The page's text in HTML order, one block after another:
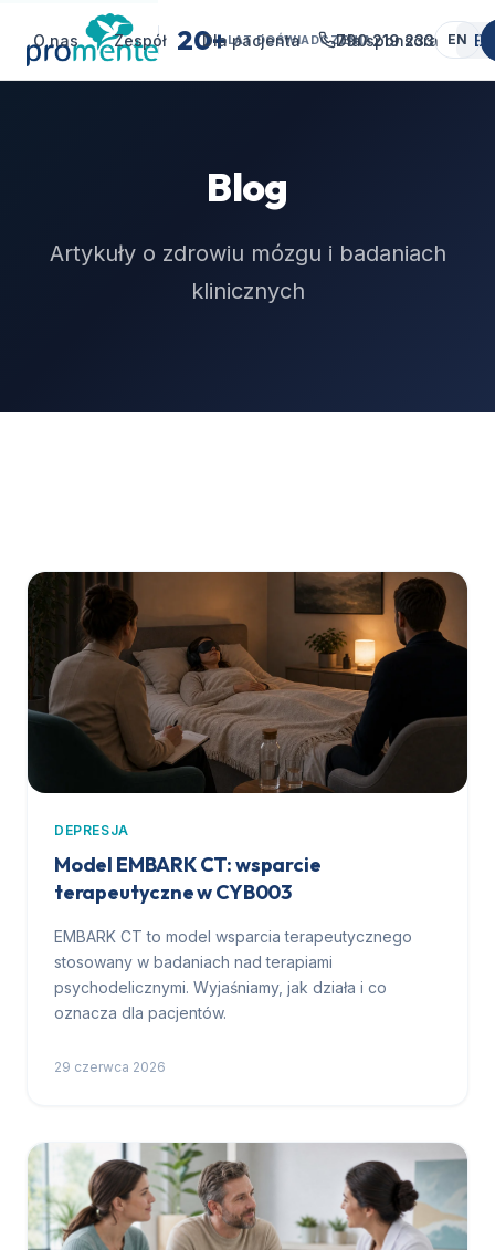
20+LAT DOŚWIADCZENIA
O nas Zespół Dla pacjenta Dla sponsora
790 219 233 EN
Blog
Artykuły o zdrowiu mózgu i badaniach
klinicznych
DEPRESJA
Model EMBARK CT: wsparcie
terapeutyczne w CYB003
EMBARK CT to model wsparcia terapeutycznego
stosowany w badaniach nad terapiami
psychodelicznymi. Wyjaśniamy, jak działa i co
oznacza dla pacjentów.
29 czerwca 2026